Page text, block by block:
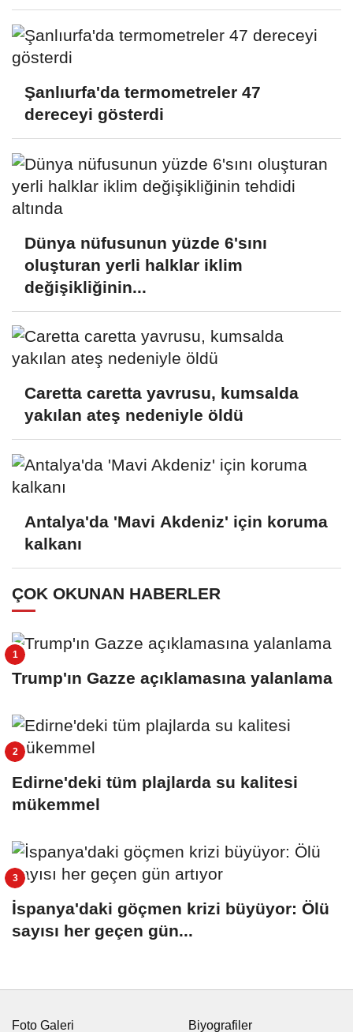
Şanlıurfa'da termometreler 47
dereceyi gösterdi
Dünya nüfusunun yüzde 6'sını
oluşturan yerli halklar iklim
değişikliğinin...
Caretta caretta yavrusu, kumsalda
yakılan ateş nedeniyle öldü
Antalya'da 'Mavi Akdeniz' için koruma
kalkanı
ÇOK OKUNAN HABERLER
Trump'ın Gazze açıklamasına yalanlama
Edirne'deki tüm plajlarda su kalitesi
mükemmel
İspanya'daki göçmen krizi büyüyor: Ölü
sayısı her geçen gün...
Foto Galeri Biyografiler